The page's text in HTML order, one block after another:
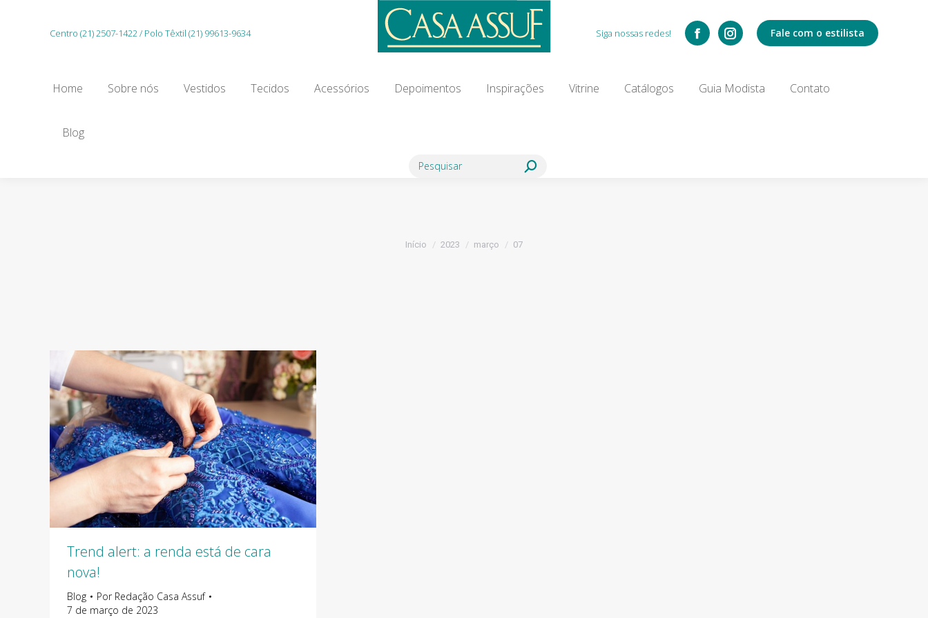
Centro (21) 2507-1422 / Polo Têxtil (21) 99613-9634 Siga nossas redes! Fale com o estilista
Home Sobre nós Vestidos Tecidos Acessórios Depoimentos Inspirações Vitrine Catálogos Guia Modista Contato
Blog
Search:
Você está aqui:
Início 2023 março 07
Trend alert: a renda está de cara
nova!
Blog Por Redação Casa Assuf
7 de março de 2023
Depoimentos Inspirações
Search: